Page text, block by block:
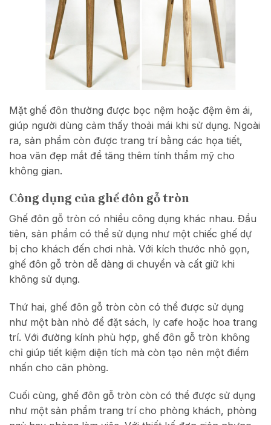
Mặt ghế đôn thường được bọc nệm hoặc đệm êm ái,
giúp người dùng cảm thấy thoải mái khi sử dụng. Ngoài
ra, sản phẩm còn được trang trí bằng các họa tiết,
hoa văn đẹp mắt để tăng thêm tính thẩm mỹ cho
không gian.
Công dụng của ghế đôn gỗ tròn
Ghế đôn gỗ tròn có nhiều công dụng khác nhau. Đầu
tiên, sản phẩm có thể sử dụng như một chiếc ghế dự
bị cho khách đến chơi nhà. Với kích thước nhỏ gọn,
ghế đôn gỗ tròn dễ dàng di chuyển và cất giữ khi
không sử dụng.
Thứ hai, ghế đôn gỗ tròn còn có thể được sử dụng
như một bàn nhỏ để đặt sách, ly cafe hoặc hoa trang
trí. Với đường kính phù hợp, ghế đôn gỗ tròn không
chỉ giúp tiết kiệm diện tích mà còn tạo nên một điểm
nhấn cho căn phòng.
Cuối cùng, ghế đôn gỗ tròn còn có thể được sử dụng
như một sản phẩm trang trí cho phòng khách, phòng